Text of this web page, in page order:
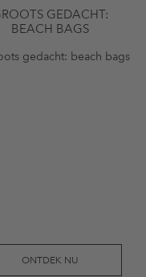
GEDACHT:
BEACH BAGS
ONTDEK NU